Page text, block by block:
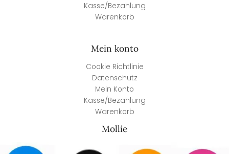
Kasse/Bezahlung
Warenkorb
Mein konto
Cookie Richtlinie
Datenschutz
Mein Konto
Kasse/Bezahlung
Warenkorb
Mollie